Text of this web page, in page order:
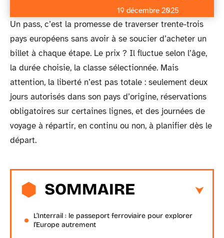
19 décembre 2025
Un pass, c’est la promesse de traverser trente-trois
pays européens sans avoir à se soucier d’acheter un
billet à chaque étape. Le prix ? Il fluctue selon l’âge,
la durée choisie, la classe sélectionnée. Mais
attention, la liberté n’est pas totale : seulement deux
jours autorisés dans son pays d’origine, réservations
obligatoires sur certaines lignes, et des journées de
voyage à répartir, en continu ou non, à planifier dès le
départ.
SOMMAIRE
L’Interrail : le passeport ferroviaire pour explorer
l’Europe autrement